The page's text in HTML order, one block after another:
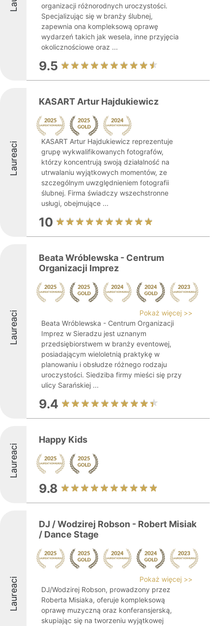
organizacji różnorodnych uroczystości.
Specjalizując się w branży ślubnej,
zapewnia ona kompleksową oprawę
wydarzeń takich jak wesela, inne przyjęcia
okolicznościowe oraz ...
9.5
Laureaci
KASART Artur Hajdukiewicz
KASART Artur Hajdukiewicz reprezentuje
grupę wykwalifikowanych fotografów,
którzy koncentrują swoją działalność na
utrwalaniu wyjątkowych momentów, ze
szczególnym uwzględnieniem fotografii
ślubnej. Firma świadczy wszechstronne
usługi, obejmujące ...
10
Laureaci
Beata Wróblewska - Centrum
Organizacji Imprez
Pokaż więcej >>
Beata Wróblewska - Centrum Organizacji
Imprez w Sieradzu jest uznanym
przedsiębiorstwem w branży eventowej,
posiadającym wieloletnią praktykę w
planowaniu i obsłudze różnego rodzaju
uroczystości. Siedziba firmy mieści się przy
ulicy Sarańskiej ...
9.4
Laureaci
Happy Kids
9.8
Laureaci
DJ / Wodzirej Robson - Robert Misiak
/ Dance Stage
Pokaż więcej >>
DJ/Wodzirej Robson, prowadzony przez
Roberta Misiaka, oferuje kompleksową
oprawę muzyczną oraz konferansjerską,
skupiając się na tworzeniu wyjątkowej